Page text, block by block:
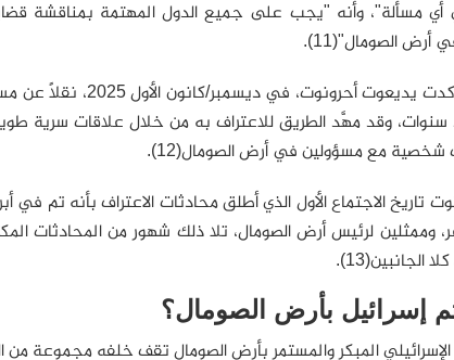
مسألة"، وأنه "يجب على جميع الدول المهتمة بمناقشة
أرض الصومال"(11).
من جانبها، أكدت
سنوات، وقد مهَّد الطريق للاعتراف به من خلال علاقات سرية
مع مسؤولين في أرض الصومال(12).
وممثلين لرئيس أرض الصومال، تلا ذلك شهور من المحادثات
الجانبين(13).
إسرائيل بأرض الصومال؟
الإسرائيلي المبكر والمستمر بأرض الصومال تقف خلفه مجموعة من